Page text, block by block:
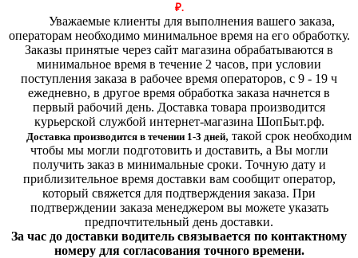
₽.
Уважаемые клиенты для выполнения вашего заказа,
операторам необходимо минимальное время на его обработку.
Заказы принятые через сайт магазина обрабатываются в
минимальное время в течение 2 часов, при условии
поступления заказа в рабочее время операторов, с 9 - 19 ч
ежедневно, в другое время обработка заказа начнется в
первый рабочий день. Доставка товара производится
курьерской службой интернет-магазина ШопБыт.рф.
Доставка производится в течении 1-3 дней, такой срок необходим
чтобы мы могли подготовить и доставить, а Вы могли
получить заказ в минимальные сроки. Точную дату и
приблизительное время доставки вам сообщит оператор,
который свяжется для подтверждения заказа. При
подтверждении заказа менеджером вы можете указать
предпочтительный день доставки.
За час до доставки водитель связывается по контактному
номеру для согласования точного времени.